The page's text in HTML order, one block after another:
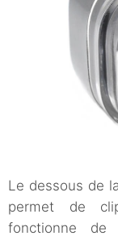
Le dessous de
permet de
fonctionne de